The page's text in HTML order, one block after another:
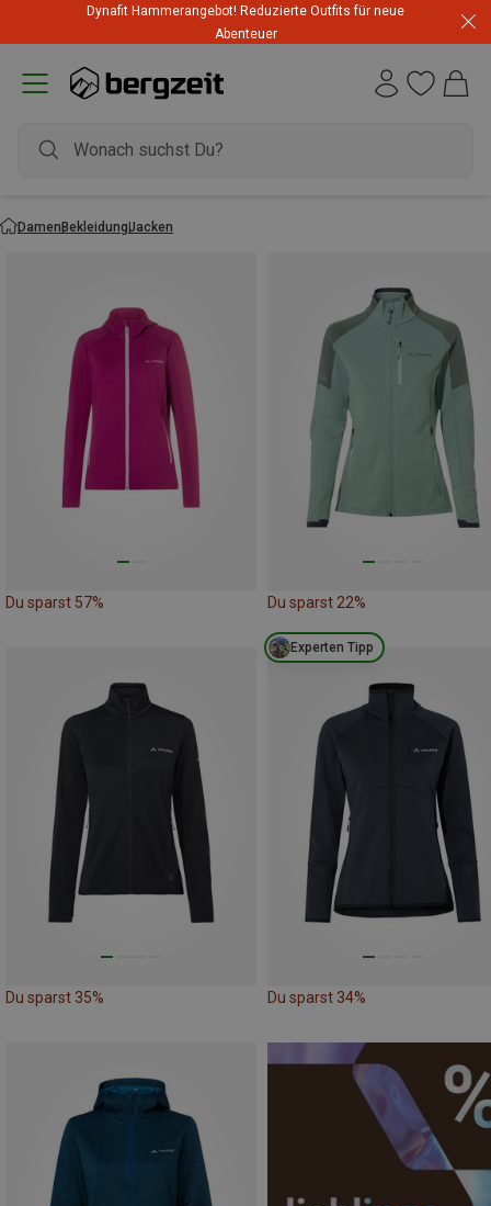
Dynafit Hammerangebot! Reduzierte Outfits für neue
Abenteuer
DamenBekleidungJacken
Du sparst 57% Du sparst 22%
Du sparst 35%
Experten Tipp
Du sparst 34%